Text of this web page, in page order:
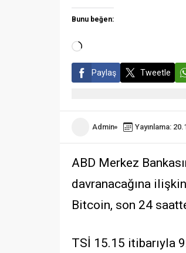
Bunu beğen:
Paylaş Tweetle
Admin Yayınlama:
ABD Merkez
davranacağına
Bitcoin, son 24
TSİ 15.15 itibarıyla